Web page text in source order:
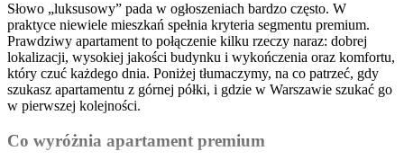
Słowo „luksusowy” pada w ogłoszeniach bardzo często. W
praktyce niewiele mieszkań spełnia kryteria segmentu premium.
Prawdziwy apartament to połączenie kilku rzeczy naraz: dobrej
lokalizacji, wysokiej jakości budynku i wykończenia oraz komfortu,
który czuć każdego dnia. Poniżej tłumaczymy, na co patrzeć, gdy
szukasz apartamentu z górnej półki, i gdzie w Warszawie szukać go
w pierwszej kolejności.
Co wyróżnia apartament premium